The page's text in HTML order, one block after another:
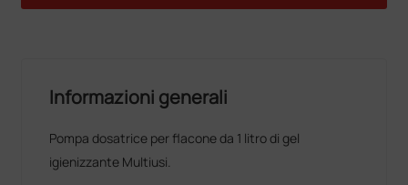
Informazioni generali
Pompa dosatrice per flacone da 1 litro di gel
igienizzante Multiusi.